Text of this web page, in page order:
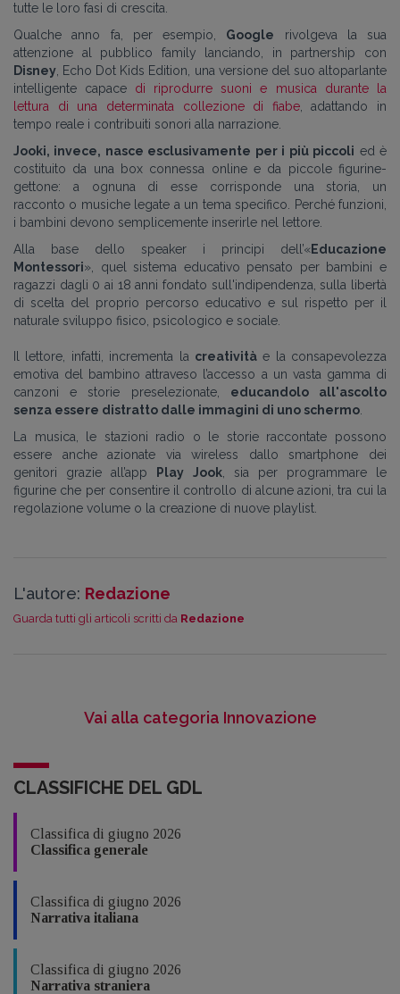
tutte le loro fasi di crescita.
Qualche anno fa, per esempio, Google rivolgeva la sua
attenzione al pubblico family lanciando, in partnership con
Disney , Echo Dot Kids Edition, una versione del suo altoparlante
intelligente capace
di riprodurre suoni e musica durante la
lettura di una determinata collezione di fiabe, adattando in
tempo reale i contribuiti sonori alla narrazione.
Jooki, invece, nasce esclusivamente per i più piccoli ed è
costituito da una box connessa online e da piccole figurine-
gettone: a ognuna di esse corrisponde una storia, un
racconto o musiche legate a un tema specifico. Perché funzioni,
i bambini devono semplicemente inserirle nel lettore.
Alla base dello speaker i principi dell’«Educazione
Montessori», quel sistema educativo pensato per bambini e
ragazzi dagli 0 ai 18 anni fondato sull'indipendenza, sulla libertà
di scelta del proprio percorso educativo e sul rispetto per il
naturale sviluppo fisico, psicologico e sociale.
Il lettore, infatti, incrementa la creatività e la consapevolezza
emotiva del bambino attraveso l’accesso a un vasta gamma di
canzoni e storie preselezionate,
educandolo all'ascolto
senza essere distratto dalle immagini di uno schermo
La musica, le stazioni radio o le storie raccontate possono
essere anche azionate via wireless dallo smartphone dei
genitori grazie all’app
Play Jook, sia per programmare le
figurine che per consentire il controllo di alcune azioni, tra cui la
regolazione volume o la creazione di nuove playlist.
L'autore: Redazione
Guarda tutti gli articoli scritti da Redazione
Vai alla categoria Innovazione
CLASSIFICHE DEL GDL
Classifica di giugno 2026
Classifica generale
Classifica di giugno 2026
Narrativa italiana
Classifica di giugno 2026
Narrativa straniera